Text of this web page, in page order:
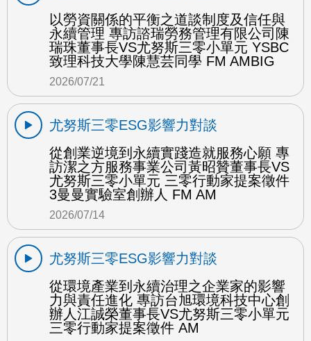
以勞資關係的平衡之道談制度及信任與
永續管理 專訪諮瑞勞務管理有限公司陳
瑞珠董事長VS尤努斯三零小單元 YSBC
致理科技大學陳慧芸同學 FM AMBIG
2026/07/21
尤努斯三零ESG影響力對談
從創業逆境到永續實踐造就服務心願 專
訪潔之方服務事業公司黃昭贊董事長VS
尤努斯三零小單元 三零行動家提案徵件
3曼曼實驗室創辦人 FM AM
2026/07/14
尤努斯三零ESG影響力對談
從環境產業到永續治理之企業家的影響
力與責任進化 專訪台旭環境科技中心創
辦人江誠榮董事長VS尤努斯三零小單元
三零行動家提案徵件 AM